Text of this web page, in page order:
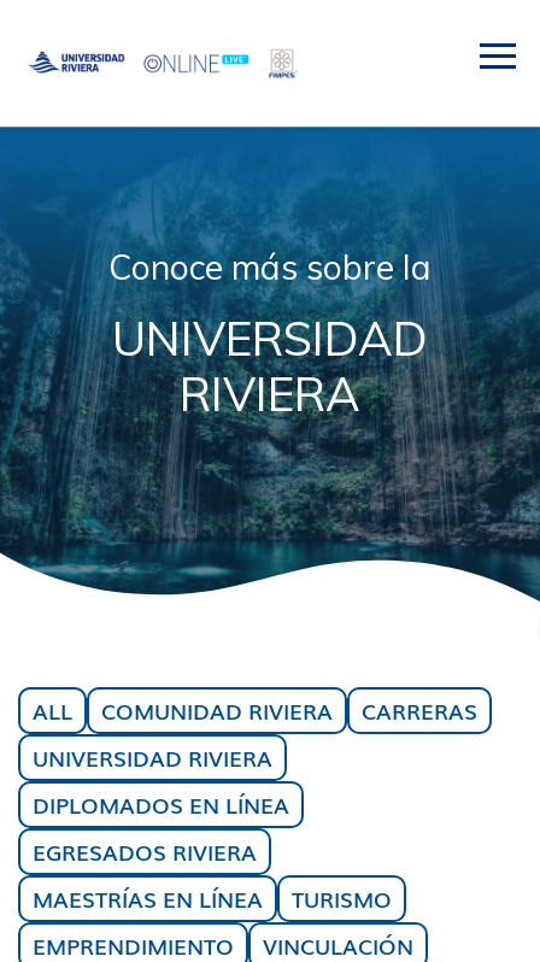
Conoce más sobre la
UNIVERSIDAD
RIVIERA
ALL COMUNIDAD RIVIERA
CARRERAS
UNIVERSIDAD RIVIERA
DIPLOMADOS EN LÍNEA
EGRESADOS RIVIERA
MAESTRÍAS EN LÍNEA
TURISMO
EMPRENDIMIENTO
VINCULACIÓN